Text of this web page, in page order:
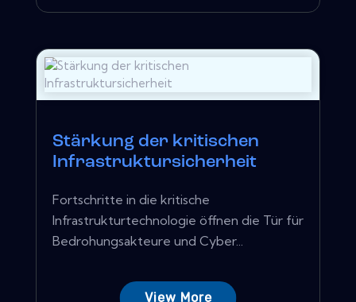
Stärkung der kritischen
Infrastruktursicherheit
Fortschritte in die kritische
Infrastrukturtechnologie öffnen die Tür für
Bedrohungsakteure und Cyber...
View More